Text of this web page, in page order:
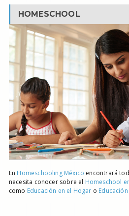
HOMESCHOOL
En Homeschooling México encontrará
necesita conocer sobre el Homeschool
como Educación en el Hogar o